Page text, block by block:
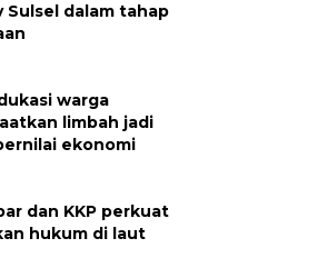
Sulsel dalam tahap
warga
limbah jadi
ekonomi
dan KKP perkuat
hukum di laut